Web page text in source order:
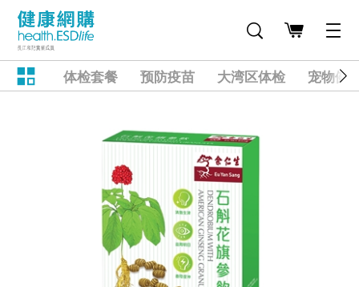
体检套餐 预防疫苗 大湾区体检 宠物健